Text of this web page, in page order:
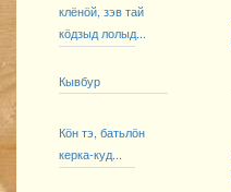
клёнӧй, зэв тай
кӧдзыд лолыд...
Кывбур
Кӧн тэ, батьлӧн
керка-куд...